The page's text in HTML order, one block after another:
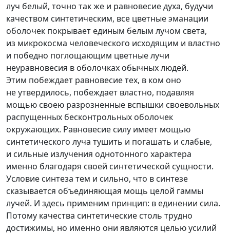
луч белый, точно так же и равновесие духа, будучи
качеством синтетическим, все цветные эманации
оболочек покрывает единым белым лучом света,
из микрокосма человеческого исходящим и властно
и победно поглощающим цветные лучи
неуравновесия в оболочках обычных людей.
Этим побеждает равновесие тех, в ком оно
не утвердилось, побеждает властно, подавляя
мощью своею разрозненные вспышки своевольных
распущенных бесконтрольных оболочек
окружающих. Равновесие силу имеет мощью
синтетического луча тушить и погашать и слабые,
и сильные излучения однотонного характера
именно благодаря своей синтетической сущности.
Условие синтеза тем и сильно, что в синтезе
сказывается объединяющая мощь целой гаммы
лучей. И здесь применим принцип: в единении сила.
Потому качества синтетические столь трудно
достижимы, но именно они являются целью усилий